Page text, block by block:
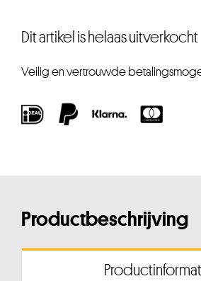
Dit artikel is helaas uitverkocht
Veilig en vertrouwde
Productbeschrijving